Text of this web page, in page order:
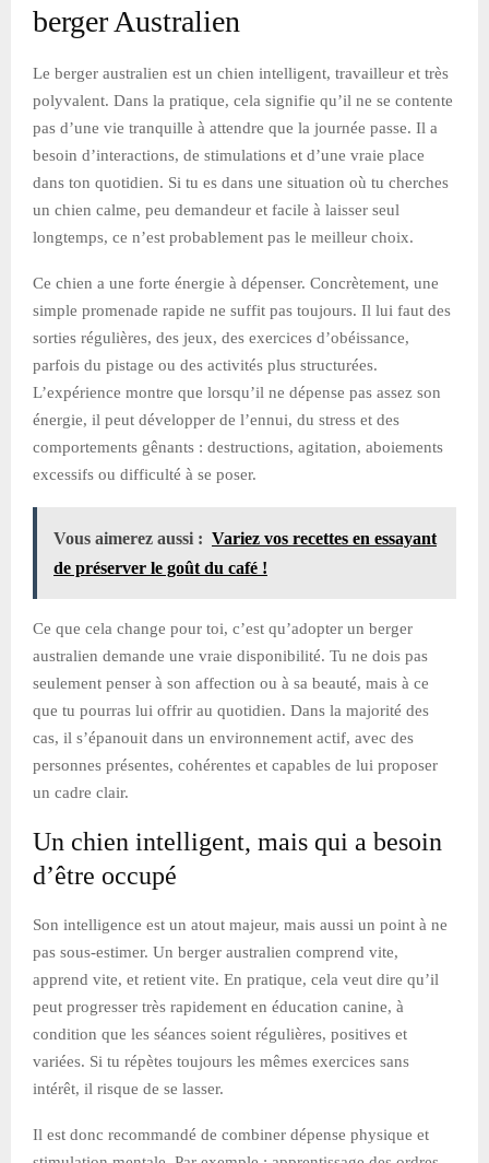
berger Australien
Le berger australien est un chien intelligent, travailleur et très
polyvalent. Dans la pratique, cela signifie qu’il ne se contente
pas d’une vie tranquille à attendre que la journée passe. Il a
besoin d’interactions, de stimulations et d’une vraie place
dans ton quotidien. Si tu es dans une situation où tu cherches
un chien calme, peu demandeur et facile à laisser seul
longtemps, ce n’est probablement pas le meilleur choix.
Ce chien a une forte énergie à dépenser. Concrètement, une
simple promenade rapide ne suffit pas toujours. Il lui faut des
sorties régulières, des jeux, des exercices d’obéissance,
parfois du pistage ou des activités plus structurées.
L’expérience montre que lorsqu’il ne dépense pas assez son
énergie, il peut développer de l’ennui, du stress et des
comportements gênants : destructions, agitation, aboiements
excessifs ou difficulté à se poser.
Vous aimerez aussi : Variez vos recettes en essayant
de préserver le goût du café !
Ce que cela change pour toi, c’est qu’adopter un berger
australien demande une vraie disponibilité. Tu ne dois pas
seulement penser à son affection ou à sa beauté, mais à ce
que tu pourras lui offrir au quotidien. Dans la majorité des
cas, il s’épanouit dans un environnement actif, avec des
personnes présentes, cohérentes et capables de lui proposer
un cadre clair.
Un chien intelligent, mais qui a besoin
d’être occupé
Son intelligence est un atout majeur, mais aussi un point à ne
pas sous-estimer. Un berger australien comprend vite,
apprend vite, et retient vite. En pratique, cela veut dire qu’il
peut progresser très rapidement en éducation canine, à
condition que les séances soient régulières, positives et
variées. Si tu répètes toujours les mêmes exercices sans
intérêt, il risque de se lasser.
Il est donc recommandé de combiner dépense physique et